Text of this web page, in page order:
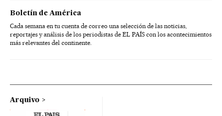
Boletín de América
Cada semana en tu cuenta de correo una selección de las noticias,
reportajes y análisis de los periodistas de EL PAÍS con los acontecimientos
más relevantes del continente.
Arquivo